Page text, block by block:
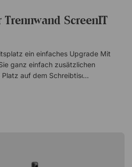
ScreenIT
ein einfaches Upgrade Mit
ganz einfach zusätzlichen
auf dem Schreibtisch zu
zugängliche Lösung. Einfache
Stiftebox ist für ScreenIT A30
auf, die Sie griffbereit haben